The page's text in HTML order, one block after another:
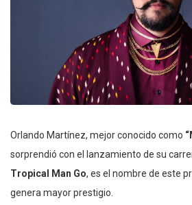
Orlando Martínez, mejor conocido como
sorprendió con el lanzamiento de su
Tropical Man Go, es el nombre de este
genera mayor prestigio.